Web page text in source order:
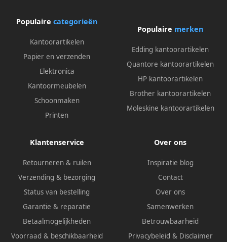
Populaire categorieën
Kantoorartikelen
Papier en verzenden
Elektronica
Kantoormeubelen
Schoonmaken
Printen
Populaire merken
Edding kantoorartikelen
Quantore kantoorartikelen
HP kantoorartikelen
Brother kantoorartikelen
Moleskine kantoorartikelen
Klantenservice
Retourneren & ruilen
Verzending & bezorging
Status van bestelling
Garantie & reparatie
Betaalmogelijkheden
Voorraad & beschikbaarheid
Over ons
Inspiratie blog
Contact
Over ons
Samenwerken
Betrouwbaarheid
Privacybeleid & Disclaimer